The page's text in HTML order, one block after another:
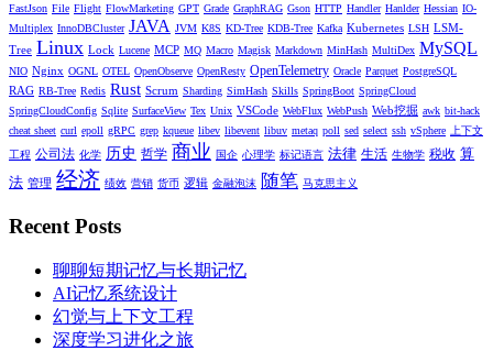
FastJson File Flight FlowMarketing GPT Grade GraphRAG Gson HTTP Handler Hanlder Hessian IO-
Multiplex InnoDBCluster JAVA JVM K8S KD-Tree KDB-Tree Kafka Kubernetes LSH LSM-
Tree Linux Lock Lucene MCP MQ Macro Magisk Markdown MinHash MultiDex MySQL
NIO Nginx OGNL OTEL OpenObserve OpenResty OpenTelemetry Oracle Parquet PostgreSQL
RAG RB-Tree Redis Rust Scrum Sharding SimHash Skills SpringBoot SpringCloud
SpringCloudConfig Sqlite SurfaceView Tex Unix VSCode WebFlux WebPush Web挖掘 awk bit-hack
cheat sheet curl epoll gRPC grep kqueue libev libevent libuv metaq poll sed select ssh vSphere
上下文
工程 公司法 化学 历史 哲学 商业 国企 心理学 标记语言 法律 生活 生物学 税收 算
法 管理 经济 绩效 营销 货币 逻辑 金融泡沫 随笔 马克思主义
Recent Posts
聊聊短期记忆与长期记忆
AI记忆系统设计
幻觉与上下文工程
深度学习进化之旅